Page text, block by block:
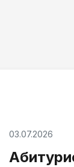
03.07.2026